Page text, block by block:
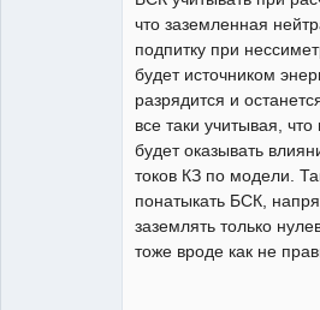
что заземленная
подпитку при
будет источником
разрядится и
все таки учитывая,
будет оказывать
токов КЗ по модели.
понатыкать БСК,
заземлять только
тоже вроде как не